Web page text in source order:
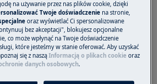
że samodzielna naprawa lub
może mieć konsekwencje
jeśli nie zostanie wykonana
i zamontować blokadę
na używanie przez nas plików cookie, dzięki
Twoje doświadczenie na stronie,
oraz wyświetlać Ci spersonalizowane
bez akceptacji", blokujesz opcjonalne
co może wpłynąć na Twoje doświadczenie
które jesteśmy w stanie oferować. Aby uzyskać
się z nasząInformacją o plikach cookie oraz
danych osobowych.